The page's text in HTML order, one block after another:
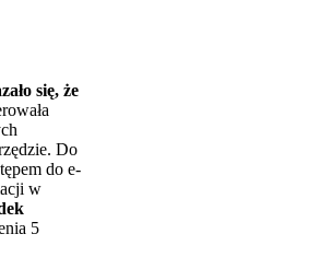
się, że
Do
do e-
w
5